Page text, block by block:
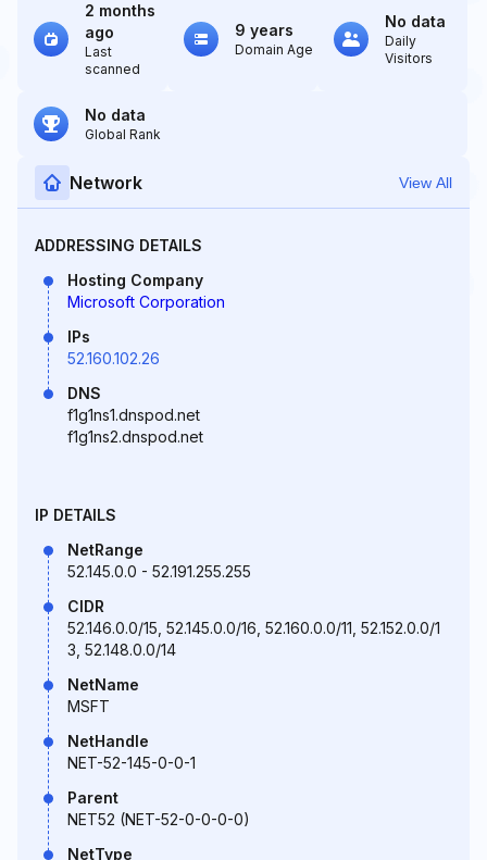
2 months
ago
Last
scanned
9 years
Domain Age
No data
Daily
Visitors
No data
Global Rank
Network View All
ADDRESSING DETAILS
Hosting Company
Microsoft Corporation
IPs
52.160.102.26
DNS
f1g1ns1.dnspod.net
f1g1ns2.dnspod.net
IP DETAILS
NetRange
52.145.0.0 - 52.191.255.255
CIDR
52.146.0.0/15, 52.145.0.0/16, 52.160.0.0/11, 52.152.0.0/1
3, 52.148.0.0/14
NetName
MSFT
NetHandle
NET-52-145-0-0-1
Parent
NET52 (NET-52-0-0-0-0)
NetType